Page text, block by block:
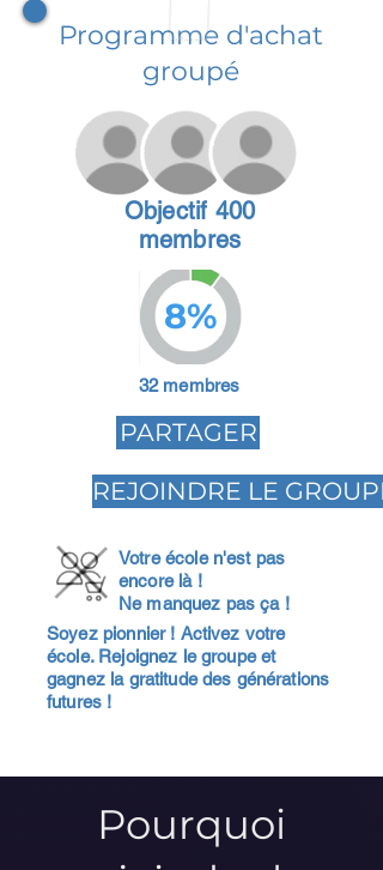
Programme d'achat
groupé
Objectif 400
membres
8%
32 membres
PARTAGER
REJOINDRE LE GROUPE
Votre école n'est pas
encore là !
Ne manquez pas ça !
Soyez pionnier ! Activez votre
école. Rejoignez le groupe et
gagnez la gratitude des générations
futures !
Pourquoi